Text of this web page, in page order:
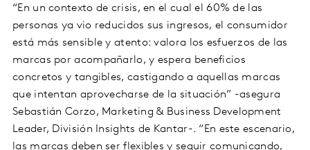
“En un contexto de crisis, en el cual el 60% de las
personas ya vio reducidos sus ingresos, el consumidor
está más sensible y atento: valora los esfuerzos de las
marcas por acompañarlo, y espera beneficios
concretos y tangibles, castigando a aquellas marcas
que intentan aprovecharse de la situación” -asegura
Sebastián Corzo, Marketing & Business Development
Leader, División Insights de Kantar-. “En este escenario,
las marcas deben ser flexibles y seguir comunicando,